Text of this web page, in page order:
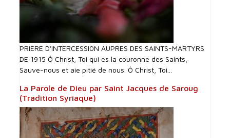
PRIERE D'INTERCESSI0N AUPRES DES SAINTS-MARTYRS
DE 1915 Ô Christ, Toi qui es la couronne des Saints,
Sauve-nous et aie pitié de nous. Ô Christ, Toi...
La Parole de Dieu par Saint Jacques de Saroug
(Tradition Syriaque)